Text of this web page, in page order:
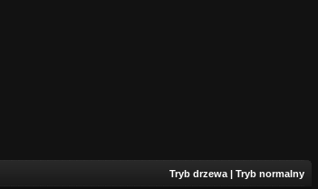
Tryb drzewa | Tryb normalny